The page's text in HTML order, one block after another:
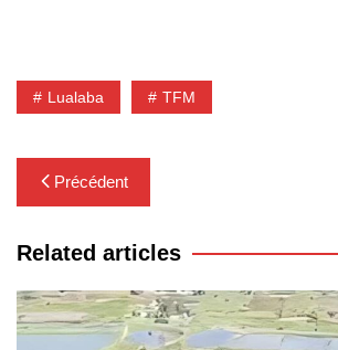
Lualaba TFM
Navigation
de
l’article
Précédent
Related articles